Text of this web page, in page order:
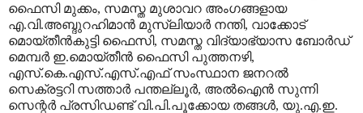
ഫൈസി മുക്കം, സമസ്ത മുശാവറ അംഗങ്ങളായ
എ.വി.അബ്ദുറഹിമാന്‍ മുസ്‌ലിയാര്‍ നന്തി, വാക്കോട്
മൊയ്തീന്‍കുട്ടി ഫൈസി, സമസ്ത വിദ്യാഭ്യാസ ബോര്‍ഡ്
മെമ്പര്‍ ഇ.മൊയ്തീന്‍ ഫൈസി പുത്തനഴി,
എസ്.കെ.എസ്.എസ്.എഫ് സംസ്ഥാന ജനറല്‍
സെക്രട്ടറി സത്താര്‍ പന്തല്ലൂര്‍, അല്‍ഐന്‍ സുന്നി
സെന്റര്‍ പ്രസിഡണ്ട് വി.പി.പൂക്കോയ തങ്ങള്‍, യു.എ.ഇ.